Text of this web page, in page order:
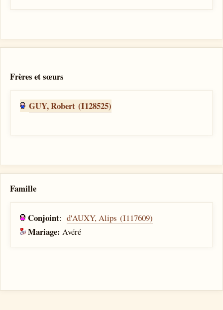
Frères et sœurs
GUY, Robert (I128525)
Famille
Conjoint:d'AUXY, Alips (I117609)
Mariage:Avéré